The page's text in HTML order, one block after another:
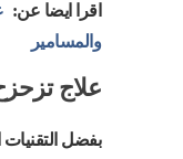
اقرا ايضا عن:
والمسامير
علاج
بفضل التقنيات